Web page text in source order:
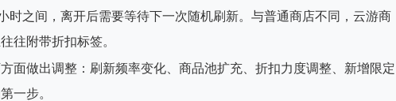
时之间，离开后需要等待下一次随机刷新。与普通商店不同，云游商
往附带折扣标签。
面做出调整：刷新频率变化、商品池扩充、折扣力度调整、新增限定
一步。